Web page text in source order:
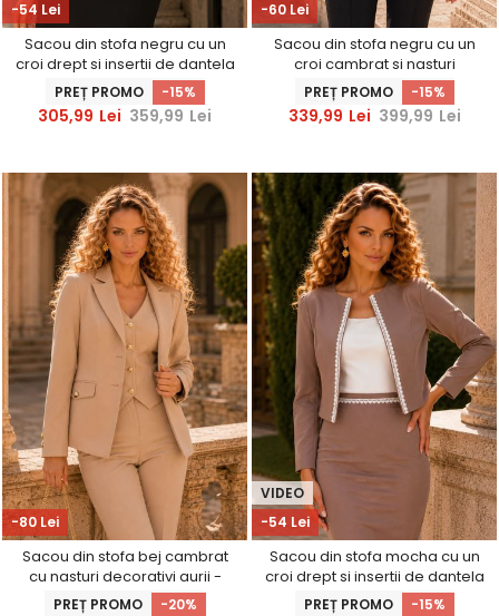
-54 Lei
Sacou din stofa negru cu un
croi drept si insertii de dantela
- StarShinerS
PREȚ PROMO -15%
305,99 Lei 359,99 Lei
-60 Lei
Sacou din stofa negru cu un
croi cambrat si nasturi
decorativi aurii- StarShinerS
PREȚ PROMO -15%
339,99 Lei 399,99 Lei
-80 Lei
Sacou din stofa bej cambrat
cu nasturi decorativi aurii -
StarShinerS
PREȚ PROMO -20%
-54 Lei
VIDEO
Sacou din stofa mocha cu un
croi drept si insertii de dantela
- StarShinerS
PREȚ PROMO -15%